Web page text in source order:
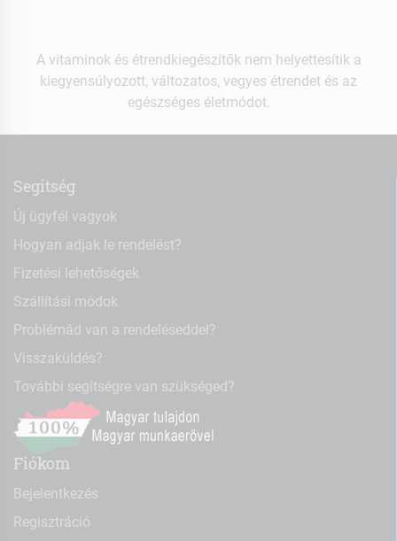
A vitaminok és étrendkiegészítők nem helyettesítik a
kiegyensúlyozott, változatos, vegyes étrendet és az
egészséges életmódot.
Segítség
Új ügyfél vagyok
Hogyan adjak le rendelést?
Fizetési lehetőségek
Szállítási módok
Problémád van a rendeléseddel?
Visszaküldés?
További segítségre van szükséged?
Fiókom
Bejelentkezés
Regisztráció